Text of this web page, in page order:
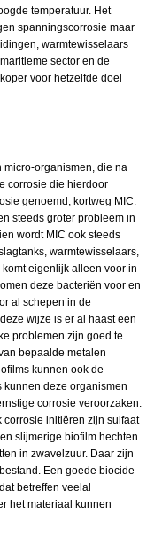
temperatuur. Het
spanningscorrosie maar
warmtewisselaars
sector en de
voor hetzelfde doel
micro-organismen, die na
corrosie die hierdoor
genoemd, kortweg MIC.
steeds groter probleem in
wordt MIC ook steeds
warmtewisselaars,
eigenlijk alleen voor in
deze bacteriën voor en
al schepen in de
wijze is er al haast een
problemen zijn goed te
bepaalde metalen
kunnen ook de
deze organismen
corrosie veroorzaken.
corrosie initiëren zijn sulfaat
slijmerige biofilm hechten
in zwavelzuur. Daar zijn
Een goede biocide
betreffen veelal
het materiaal kunnen